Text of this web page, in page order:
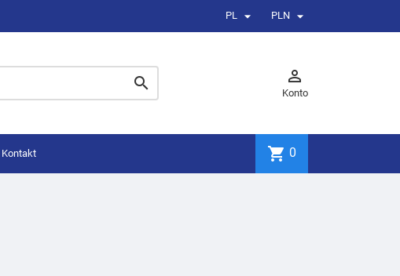
PL  PLN 
 
Konto
Kontakt shopping_cart 0